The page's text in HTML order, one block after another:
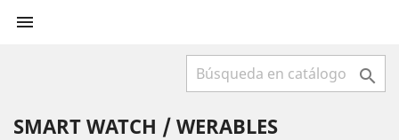


SMART WATCH / WERABLES